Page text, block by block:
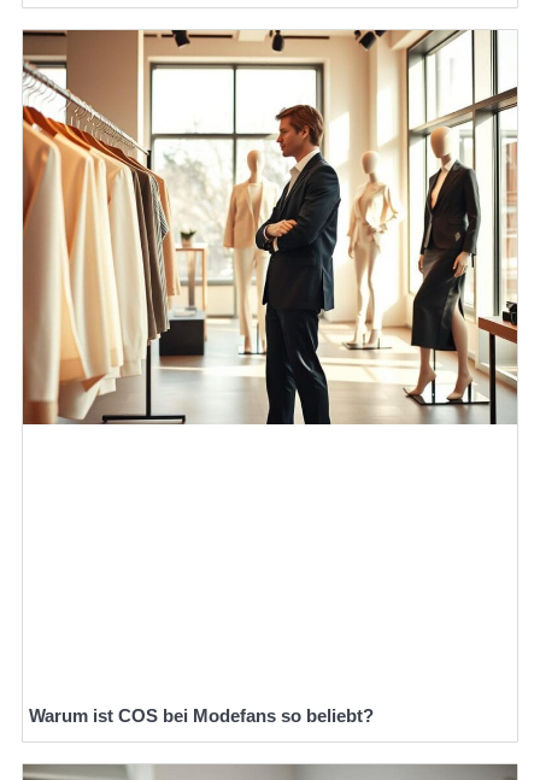
Warum ist COS bei Modefans so beliebt?